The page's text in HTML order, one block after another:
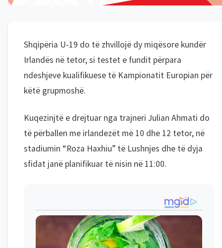
Shqipëria U-19 do të zhvillojë dy miqësore kundër
Irlandës në tetor, si testet e fundit përpara
ndeshjeve kualifikuese të Kampionatit Europian për
këtë grupmoshë.
Kuqezinjtë e drejtuar nga trajneri Julian Ahmati do
të përballen me irlandezët më 10 dhe 12 tetor, në
stadiumin “Roza Haxhiu” të Lushnjes dhe të dyja
sfidat janë planifikuar të nisin në 11:00.